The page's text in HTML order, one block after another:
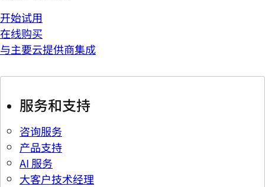
开始试用
在线购买
与主要云提供商集成
服务和支持
咨询服务
产品支持
AI 服务
大客户技术经理